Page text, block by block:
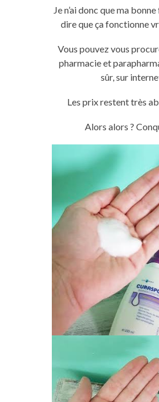
Je n’ai donc que ma
dire que ça fonctionne
Vous pouvez vous
pharmacie et
sûr, sur
Les prix restent très
Alors alors ?